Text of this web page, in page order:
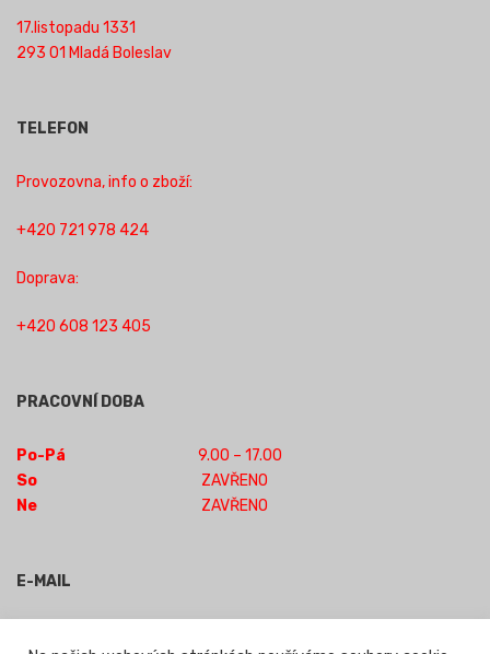
17.listopadu 1331
293 01 Mladá Boleslav
TELEFON
Provozovna, info o zboží:
+420 721 978 424
Doprava:
+420 608 123 405
PRACOVNÍ DOBA
Po-Pá
9.00 – 17.00
So
ZAVŘENO
Ne
ZAVŘENO
E-MAIL